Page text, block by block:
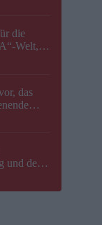
die
Welt,
das
und der